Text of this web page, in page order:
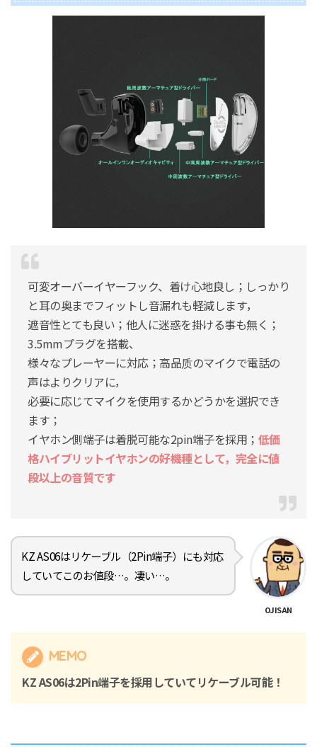
可変オーバーイヤーフック、着け心地良し；しっかり
と耳の奥までフィットし音漏れも軽減します，
遮音性とても良い；他人に迷惑を掛ける事も無く；
3.5mmプラグを搭載、
様々なプレーヤーに対応；高品质のマイクで電話の
声はよりクリアに，
必要に応じてマイクを使用するかどうかを選択でき
ます；
イヤホン側端子は着脱可能な2pin端子を採用； 低価
格ハイブリットイヤホンの好機種として，完全に値
段以上の音質です
KZ AS06はリケーブル（2Pin端子）にも対応
していてこのお値段…。凄い…。
OJISAN
MEMO
KZ AS06は2Pin端子を採用していてリケーブル可能！